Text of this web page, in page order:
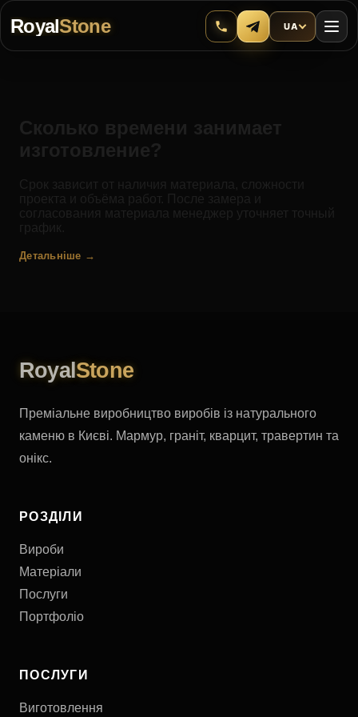
RoyalStone UA
Сколько времени занимает
изготовление?
Срок зависит от наличия материала, сложности
проекта и объёма работ. После замера и
согласования материала менеджер уточняет точный
график.
Детальніше →
Royal Stone
Преміальне виробництво виробів із натурального
каменю в Києві. Мармур, граніт, кварцит, травертин та
онікс.
РОЗДІЛИ
Вироби
Матеріали
Послуги
Портфоліо
ПОСЛУГИ
Виготовлення